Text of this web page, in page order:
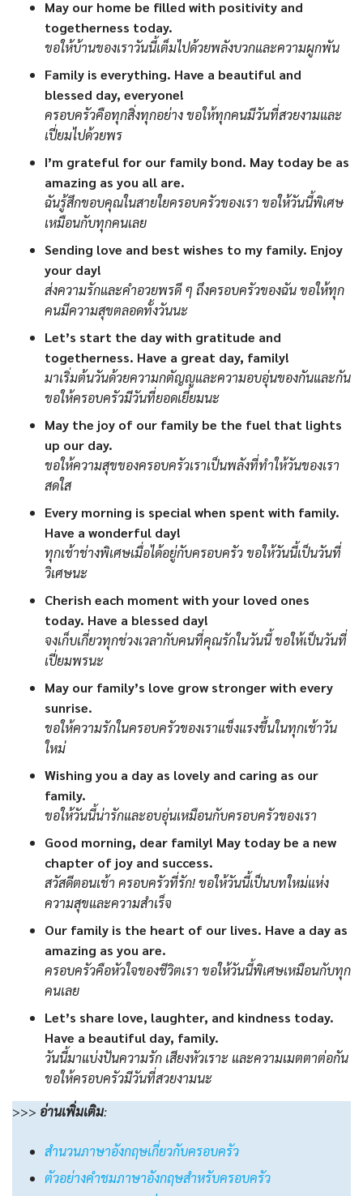
May our home be filled with positivity and
togetherness today.
ขอให้บ้านของเราวันนี้เต็มไปด้วยพลังบวกและความผูกพัน
Family is everything. Have a beautiful and
blessed day, everyone!
ครอบครัวคือทุกสิ่งทุกอย่าง ขอให้ทุกคนมีวันที่สวยงามและ
เปี่ยมไปด้วยพร
I’m grateful for our family bond. May today be as
amazing as you all are.
ฉันรู้สึกขอบคุณในสายใยครอบครัวของเรา ขอให้วันนี้พิเศษ
เหมือนกับทุกคนเลย
Sending love and best wishes to my family. Enjoy
your day!
ส่งความรักและคำอวยพรดี ๆ ถึงครอบครัวของฉัน ขอให้ทุก
คนมีความสุขตลอดทั้งวันนะ
Let’s start the day with gratitude and
togetherness. Have a great day, family!
มาเริ่มต้นวันด้วยความกตัญญูและความอบอุ่นของกันและกัน
ขอให้ครอบครัวมีวันที่ยอดเยี่ยมนะ
May the joy of our family be the fuel that lights
up our day.
ขอให้ความสุขของครอบครัวเราเป็นพลังที่ทำให้วันของเรา
สดใส
Every morning is special when spent with family.
Have a wonderful day!
ทุกเช้าช่างพิเศษเมื่อได้อยู่กับครอบครัว ขอให้วันนี้เป็นวันที่
วิเศษนะ
Cherish each moment with your loved ones
today. Have a blessed day!
จงเก็บเกี่ยวทุกช่วงเวลากับคนที่คุณรักในวันนี้ ขอให้เป็นวันที่
เปี่ยมพรนะ
May our family’s love grow stronger with every
sunrise.
ขอให้ความรักในครอบครัวของเราแข็งแรงขึ้นในทุกเช้าวัน
ใหม่
Wishing you a day as lovely and caring as our
family.
ขอให้วันนี้น่ารักและอบอุ่นเหมือนกับครอบครัวของเรา
Good morning, dear family! May today be a new
chapter of joy and success.
สวัสดีตอนเช้า ครอบครัวที่รัก! ขอให้วันนี้เป็นบทใหม่แห่ง
ความสุขและความสำเร็จ
Our family is the heart of our lives. Have a day as
amazing as you are.
ครอบครัวคือหัวใจของชีวิตเรา ขอให้วันนี้พิเศษเหมือนกับทุก
คนเลย
Let’s share love, laughter, and kindness today.
Have a beautiful day, family.
วันนี้มาแบ่งปันความรัก เสียงหัวเราะ และความเมตตาต่อกัน
ขอให้ครอบครัวมีวันที่สวยงามนะ
>>> อ่านเพิ่มเติม:
สำนวนภาษาอังกฤษเกี่ยวกับครอบครัว
ตัวอย่างคำชมภาษาอังกฤษสำหรับครอบครัว